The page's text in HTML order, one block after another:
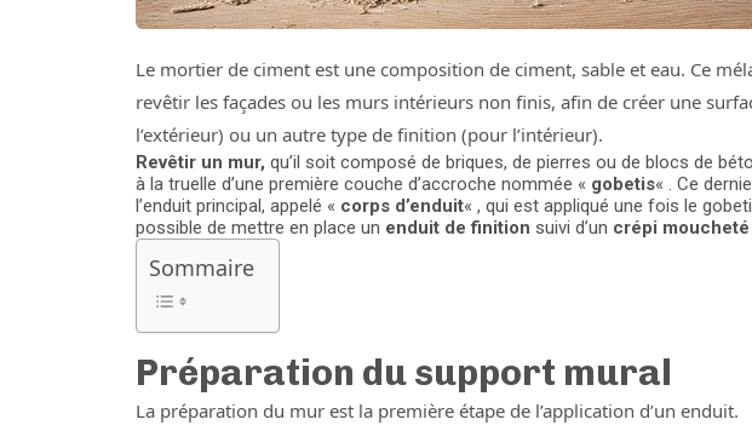
Le mortier de ciment est une composition de ciment, sable et eau. Ce
revêtir les façades ou les murs intérieurs non finis, afin de créer une
l’extérieur) ou un autre type de finition (pour l’intérieur).
Revêtir un mur, qu’il soit composé de briques, de pierres ou de blocs de
à la truelle d’une première couche d’accroche nommée « gobetis« . Ce
l’enduit principal, appelé « corps d’enduit« , qui est appliqué une fois le
possible de mettre en place un enduit de finition suivi d’un crépi moucheté
Sommaire
Préparation du support mural
La préparation du mur est la première étape de l’application d’un enduit.